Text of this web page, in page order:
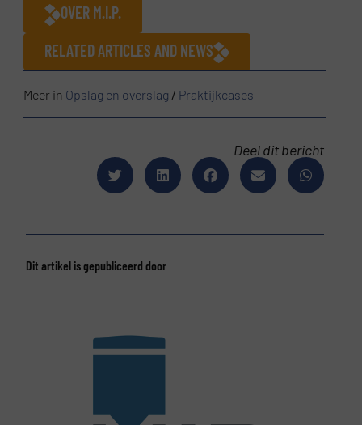
OVER M.I.P.
RELATED ARTICLES AND NEWS
Meer in Opslag en overslag / Praktijkcases
Deel dit bericht
Dit artikel is gepubliceerd door